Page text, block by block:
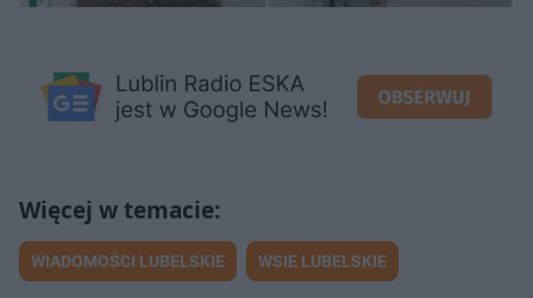
WIADOMOŚCI LUBELSKIE WSIE LUBELSKIE